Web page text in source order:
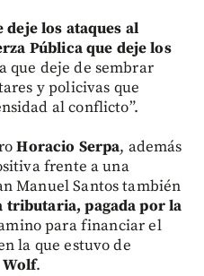
los ataques al
Pública que deje los
que deje de sembrar
y policivas que
al conflicto”.
Horacio Serpa, además
frente a una
Manuel Santos también
tributaria, pagada por la
para financiar el
la que estuvo de
.